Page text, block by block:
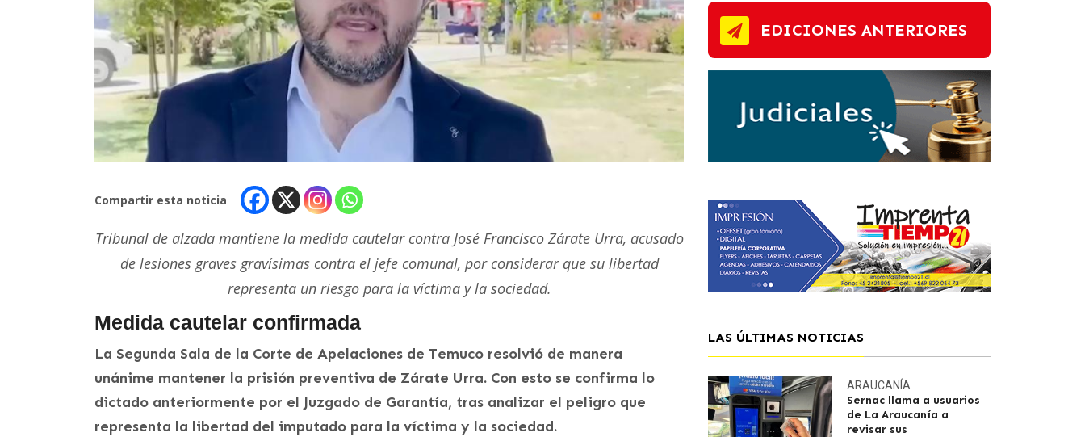
Compartir esta noticia
Tribunal de alzada mantiene la medida cautelar contra José Francisco Zárate Urra, acusado
de lesiones graves gravísimas contra el jefe comunal, por considerar que su libertad
representa un riesgo para la víctima y la sociedad.
Medida cautelar confirmada
La Segunda Sala de la Corte de Apelaciones de Temuco resolvió de manera
unánime mantener la prisión preventiva de Zárate Urra. Con esto se confirma lo
dictado anteriormente por el Juzgado de Garantía, tras analizar el peligro que
representa la libertad del imputado para la víctima y la sociedad.
EDICIONES ANTERIORES
LAS ÚLTIMAS NOTICIAS
ARAUCANÍA
Sernac llama a usuarios
de La Araucanía a
revisar sus